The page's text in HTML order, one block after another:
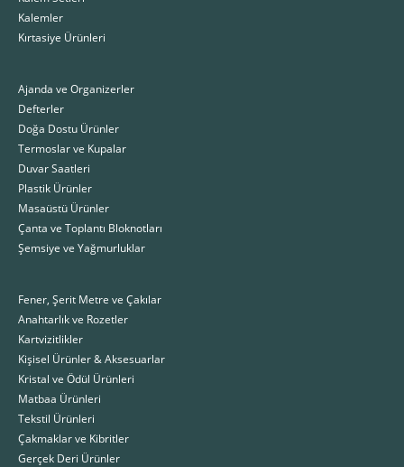
Kalemler
Kırtasiye Ürünleri
Ajanda ve Organizerler
Defterler
Doğa Dostu Ürünler
Termoslar ve Kupalar
Duvar Saatleri
Plastik Ürünler
Masaüstü Ürünler
Çanta ve Toplantı Bloknotları
Şemsiye ve Yağmurluklar
Fener, Şerit Metre ve Çakılar
Anahtarlık ve Rozetler
Kartvizitlikler
Kişisel Ürünler & Aksesuarlar
Kristal ve Ödül Ürünleri
Matbaa Ürünleri
Tekstil Ürünleri
Çakmaklar ve Kibritler
Gerçek Deri Ürünler